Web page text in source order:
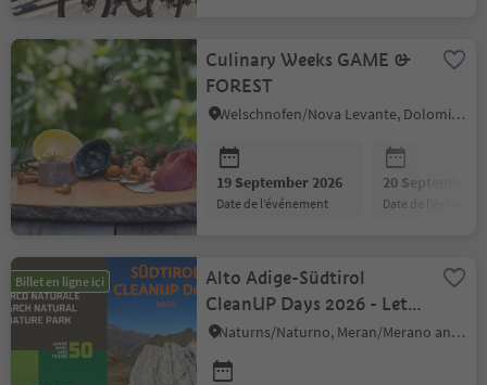
Culinary Weeks GAME &
FOREST
Welschnofen/Nova Levante, Dolomites Region Eggental
19 September 2026
date de l’événement
20 September
date de
Billet en ligne ici
Alto Adige-Südtirol
CleanUP Days 2026 - Let’s
Clean Up Nature Together!
Naturns/Naturno, Meran/Merano and environs